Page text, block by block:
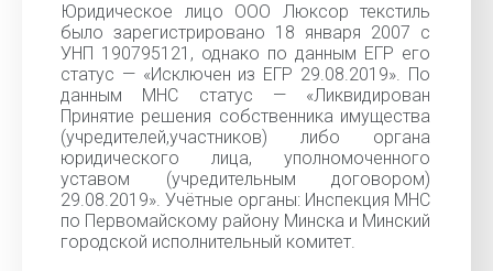
Юридическое лицо ООО Люксор текстиль
было зарегистрировано 18 января 2007 с
УНП 190795121, однако по данным ЕГР его
статус — «Исключен из ЕГР 29.08.2019». По
данным МНС статус — «Ликвидирован
Принятие решения собственника имущества
(учредителей,участников) либо органа
юридического лица, уполномоченного
уставом (учредительным договором)
29.08.2019». Учётные органы: Инспекция МНС
по Первомайскому району Минска и Минский
городской исполнительный комитет.